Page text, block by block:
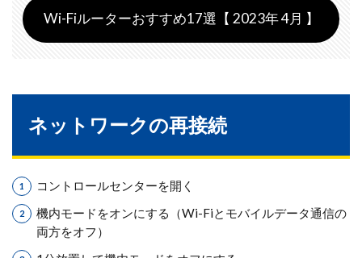
Wi-Fiルーターおすすめ17選【 2023年 4月 】
ネットワークの再接続
コントロールセンターを開く
機内モードをオンにする（Wi-Fiとモバイルデータ通信の
両方をオフ）